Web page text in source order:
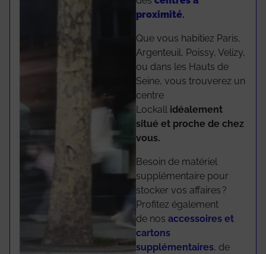
proximité.
Que vous habitiez Paris,
Argenteuil, Poissy, Velizy,
ou dans les Hauts de
Seine, vous trouverez un
centre
Lockall idéalement
situé et proche de chez
vous.
Besoin de matériel
supplémentaire pour
stocker vos affaires ?
Profitez également
de nosaccessoires et
cartons
supplémentaires, de